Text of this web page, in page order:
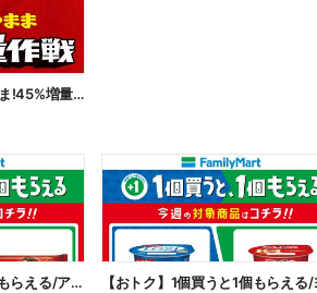
【おトク】お値段そのまま!45%増量作戦!
【おトク】1個買うと1個もらえる/アイス